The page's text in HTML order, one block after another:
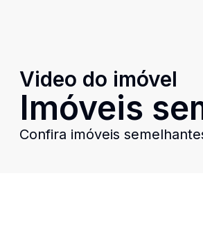
Video do imóvel
Imóveis
Confira imóveis